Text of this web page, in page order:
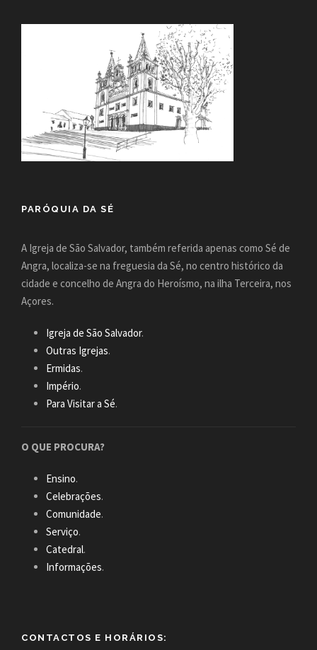
PARÓQUIA DA SÉ
A Igreja de São Salvador, também referida apenas como Sé de
Angra, localiza-se na freguesia da Sé, no centro histórico da
cidade e concelho de Angra do Heroísmo, na ilha Terceira, nos
Açores.
Igreja de São Salvador.
Outras Igrejas.
Ermidas.
Império.
Para Visitar a Sé.
O QUE PROCURA?
Ensino.
Celebrações.
Comunidade.
Serviço.
Catedral.
Informações.
CONTACTOS E HORÁRIOS: